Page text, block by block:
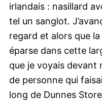
irlandais : nasillard
tel un sanglot.
regard et alors que
éparse dans cette
que je voyais devant
de personne qui
long de Dunnes